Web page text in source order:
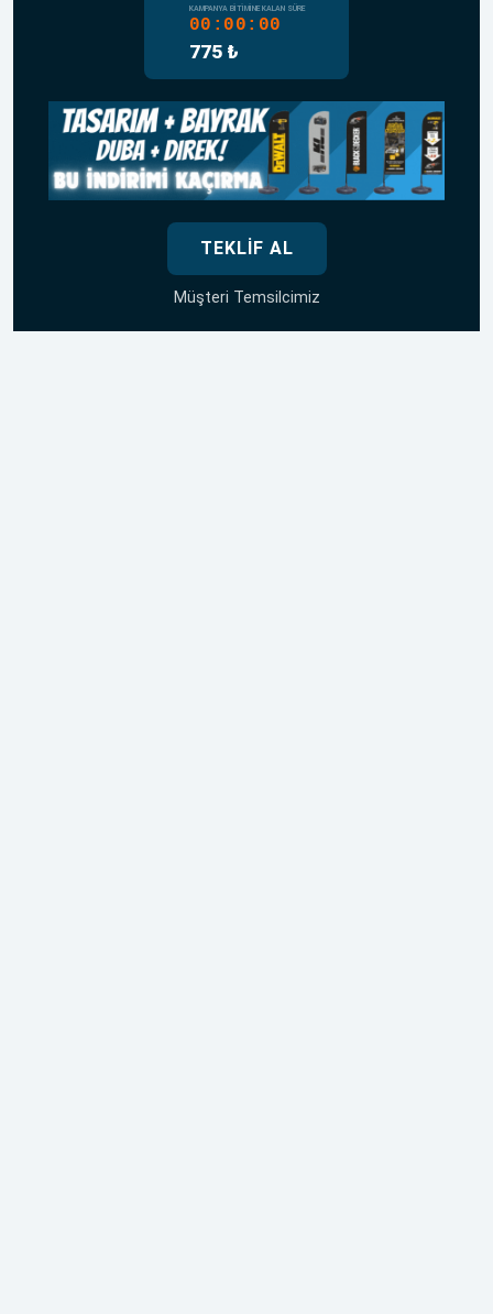
KAMPANYA BITIMINE KALAN SÜRE
00:00:00
775 ₺
TEKLIF AL
Müşteri Temsilcimiz